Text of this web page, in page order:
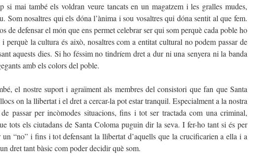
si mai també els voldran veure tancats en un magatzem i les gralles mudes,
Som nosaltres qui els dóna l’ànima i sou vosaltres qui dóna sentit al que fem.
de defensar el món que ens permet celebrar ser qui som perquè cada poble ho
perquè la cultura és això, nosaltres com a entitat cultural no podem passar de
aquests dies. Si ho féssim no tindríem dret a dur ni una senyera ni la banda
amb els colors del poble.
el nostre suport i agraïment als membres del consistori que fan que Santa
on la llibertat i el dret a cercar-la pot estar tranquil. Especialment a la nostra
de passar per incòmodes situacions, fins i tot ser tractada com una criminal,
tots els ciutadans de Santa Coloma puguin dir la seva. I fer-ho tant si és per
un “no” i fins i tot defensant la llibertat d’aquells que la crucificarien a ella i a
dret tant bàsic com poder decidir què som.